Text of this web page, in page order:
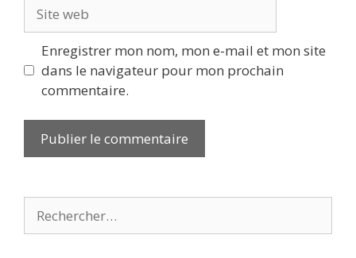
web
Enregistrer mon nom, mon e-mail et mon site
dans le navigateur pour mon prochain
commentaire.